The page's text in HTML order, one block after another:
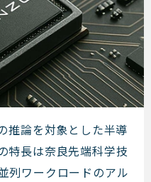
推論を対象とした半導
特長は奈良先端科学技
列ワークロードのアル